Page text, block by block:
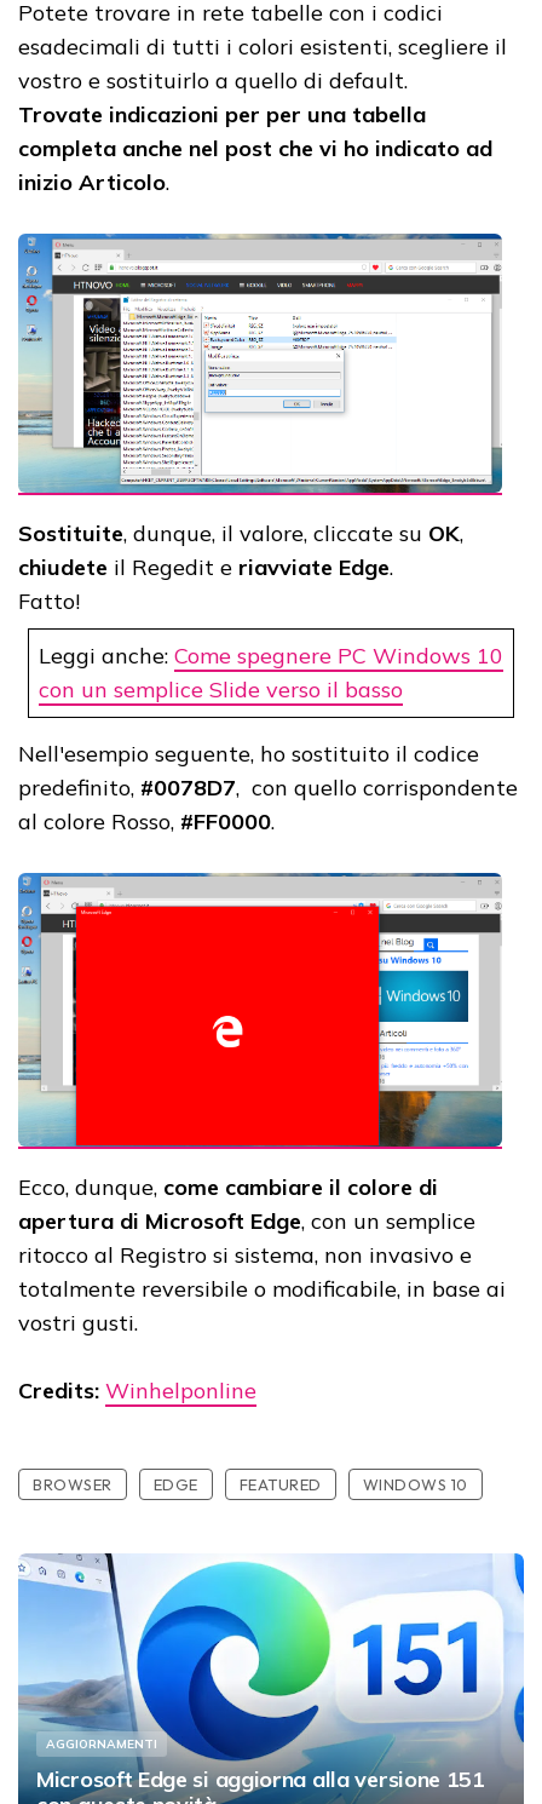
Potete trovare in rete tabelle con i codici
esadecimali di tutti i colori esistenti, scegliere il
vostro e sostituirlo a quello di default.
Trovate indicazioni per per una tabella
completa anche nel post che vi ho indicato ad
inizio Articolo.
Sostituite, dunque, il valore, cliccate su OK,
chiudete il Regedit e riavviate Edge.
Fatto!
Leggi anche: Come spegnere PC Windows 10
con un semplice Slide verso il basso
Nell'esempio seguente, ho sostituito il codice
predefinito, #0078D7, con quello corrispondente
al colore Rosso, #FF0000.
Ecco, dunque, come cambiare il colore di
apertura di Microsoft Edge, con un semplice
ritocco al Registro si sistema, non invasivo e
totalmente reversibile o modificabile, in base ai
vostri gusti.
Credits: Winhelponline
BROWSER EDGE FEATURED WINDOWS 10
AGGIORNAMENTI
Microsoft Edge si aggiorna alla versione 151